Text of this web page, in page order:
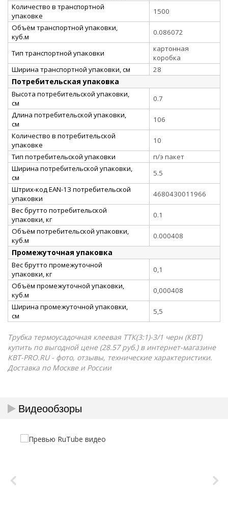
Количество в транспортной
упаковке
1500
Объём транспортной упаковки,
куб.м
0.086072
Тип транспортной упаковки
картонная
коробка
Ширина транспортной упаковки, см
28
Потребительская упаковка
Высота потребительской упаковки,
см
0.7
Длина потребительской упаковки,
см
106
Количество в потребительской
упаковке
10
Тип потребительской упаковки
п/э пакет
Ширина потребительской упаковки,
см
5.5
Штрих-код EAN-13 потребительской
упаковки
4680430011966
Вес брутто потребительской
упаковки, кг
0.1
Объём потребительской упаковки,
куб.м
0.000408
Промежуточная упаковка
Вес брутто промежуточной
упаковки, кг
0,1
Объём промежуточной упаковки,
куб.м
0,000408
Ширина промежуточной упаковки,
см
5,5
Трубка термоусадочная клеевая ТТК(3:1)-3/1 черн (КВТ)
купить по выгодной цене (28.57 руб.) в интернет-магазине
КВТ-PRO.RU - фото, отзывы, технические характеристики.
Доставка по Москве и России
Видеообзоры